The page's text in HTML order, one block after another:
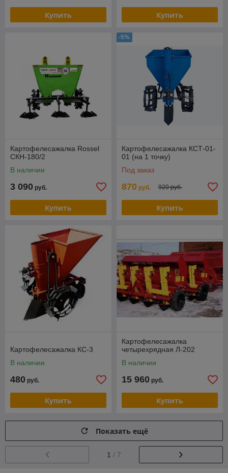
Купить Купить
Картофелесажалка Rossel
СКН-180/2
В наличии
3 090 руб.
Купить
-5%
Картофелесажалка КСТ-01-
01 (на 1 точку)
Под заказ
870 руб. 920 руб.
Купить
Картофелесажалка КС-3
В наличии
480 руб.
Купить
Картофелесажалка
четырехрядная Л-202
В наличии
15 960 руб.
Купить
Показать ещё
1 / 7